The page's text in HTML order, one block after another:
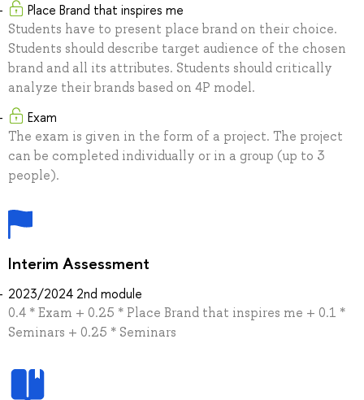
Place Brand that inspires me
Students have to present place brand on their choice.
Students should describe target audience of the chosen
brand and all its attributes. Students should critically
analyze their brands based on 4P model.
Exam
The exam is given in the form of a project. The project
can be completed individually or in a group (up to 3
people).
Interim Assessment
2023/2024 2nd module
0.4 * Exam + 0.25 * Place Brand that inspires me + 0.1 *
Seminars + 0.25 * Seminars